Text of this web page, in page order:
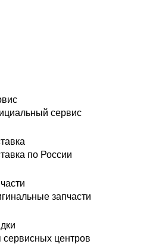
сервис
по России
запчасти
сервисных центров